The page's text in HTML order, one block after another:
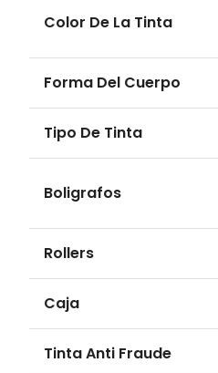
Color De La Tinta
Forma Del Cuerpo
Tipo De Tinta
Boligrafos
Rollers
Caja
Tinta Anti Fraude